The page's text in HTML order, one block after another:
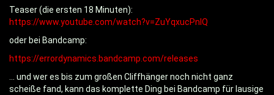
Teaser (die ersten 18 Minuten):
https://www.youtube.com/watch?v=ZuYqxucPnIQ
oder bei Bandcamp:
https://errordynamics.bandcamp.com/releases
... und wer es bis zum großen Cliffhänger noch nicht ganz
scheiße fand, kann das komplette Ding bei Bandcamp für lausige